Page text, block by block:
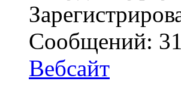
Сообщений: 31
Вебсайт